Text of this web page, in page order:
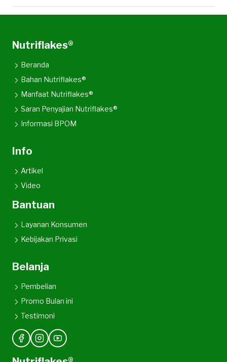
Nutriflakes®
Beranda
Bahan Nutriflakes®
Manfaat Nutriflakes®
Saran Penyajian Nutriflakes®
Informasi BPOM
Info
Artikel
Video
Bantuan
Layanan Konsumen
Kebijakan Privasi
Belanja
Pembelian
Promo Bulan ini
Testimoni